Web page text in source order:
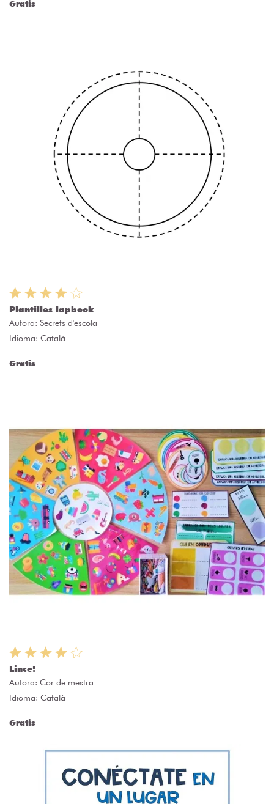
Gratis
Plantilles lapbook
Autora: Secrets d'escola
Idioma: Català
Gratis
Lince!
Autora: Cor de mestra
Idioma: Català
Gratis